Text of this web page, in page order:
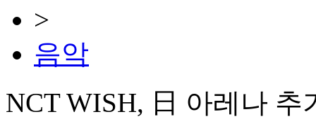
>
음악
NCT WISH, 日 아레나